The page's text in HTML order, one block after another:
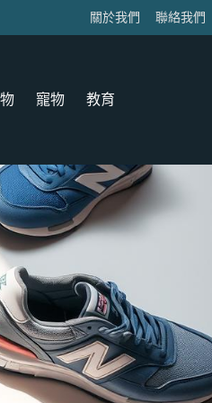
關於我們 聯絡我們
寵物 教育